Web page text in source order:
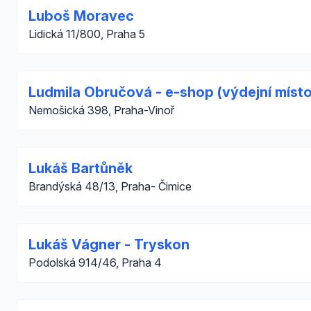
Luboš Moravec
Lidická 11/800, Praha 5
Ludmila Obručová - e-shop (výdejní
Nemošická 398, Praha-Vinoř
Lukáš Bartůněk
Brandýská 48/13, Praha- Čimice
Lukáš Vágner - Tryskon
Podolská 914/46, Praha 4